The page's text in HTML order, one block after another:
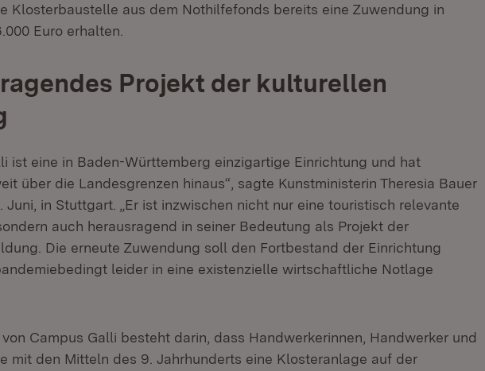
Klosterbaustelle aus dem Nothilfefonds bereits eine Zuwendung in
Euro erhalten.
Projekt der kulturellen
ist eine in Baden-Württemberg einzigartige Einrichtung und hat
über die Landesgrenzen hinaus“, sagte Kunstministerin Theresia Bauer
Juni, in Stuttgart. „Er ist inzwischen nicht nur eine touristisch relevante
auch herausragend in seiner Bedeutung als Projekt der
Die erneute Zuwendung soll den Fortbestand der Einrichtung
leider in eine existenzielle wirtschaftliche Notlage
Campus Galli besteht darin, dass Handwerkerinnen, Handwerker und
mit den Mitteln des 9. Jahrhunderts eine Klosteranlage auf der